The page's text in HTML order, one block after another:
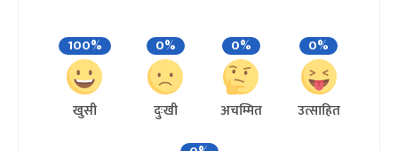
100%
खुसी
0%
दुःखी
0%
अचम्मित
0%
उत्साहित